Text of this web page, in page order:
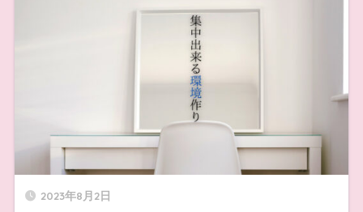
2023年8月2日